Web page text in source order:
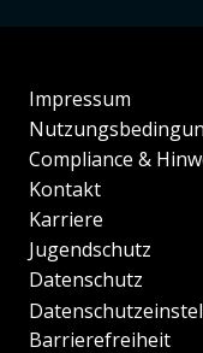
Impressum
Compliance &
Kontakt
Karriere
Jugendschutz
Datenschutz
Barrierefreiheit